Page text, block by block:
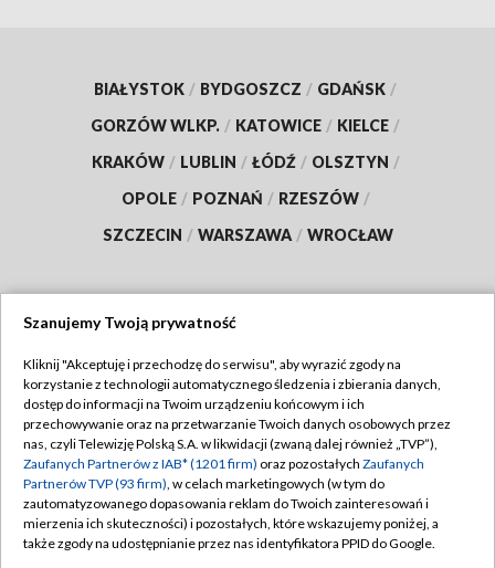
BIAŁYSTOK / BYDGOSZCZ / GDAŃSK /
GORZÓW WLKP. / KATOWICE / KIELCE /
KRAKÓW / LUBLIN / ŁÓDŹ / OLSZTYN /
OPOLE / POZNAŃ / RZESZÓW /
SZCZECIN / WARSZAWA / WROCŁAW
TVP
Abonament TVP
Emisja w TVP
Centrum informacji TVP
Naziemna Telewizja Cyfrowa
Regulamin TVP
Polityka prywatności
Moje zgody
Pomoc
Szanujemy Twoją prywatność
Kliknij "Akceptuję i przechodzę do serwisu", aby wyrazić zgody na
korzystanie z technologii automatycznego śledzenia i zbierania danych,
dostęp do informacji na Twoim urządzeniu końcowym i ich
przechowywanie oraz na przetwarzanie Twoich danych osobowych przez
nas, czyli Telewizję Polską S.A. w likwidacji (zwaną dalej również „TVP”),
Zaufanych Partnerów z IAB* (1201 firm) oraz pozostałych Zaufanych
Partnerów TVP (93 firm), w celach marketingowych (w tym do
zautomatyzowanego dopasowania reklam do Twoich zainteresowań i
mierzenia ich skuteczności) i pozostałych, które wskazujemy poniżej, a
także zgody na udostępnianie przez nas identyfikatora PPID do Google.